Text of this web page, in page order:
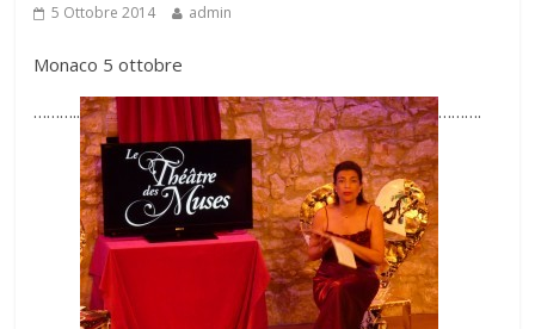
5 Ottobre 2014 admin
Monaco 5 ottobre
………..
……….